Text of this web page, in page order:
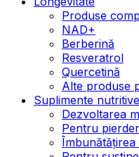
Produse
NAD+
Berberină
Resveratrol
Quercetină
Alte produse
Suplimente
Dezvoltarea
Pentru